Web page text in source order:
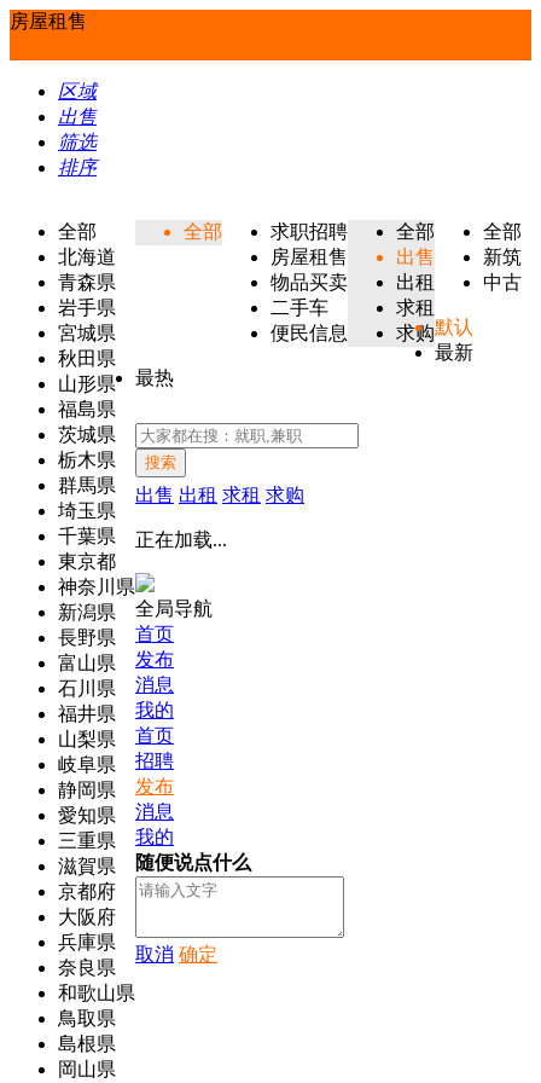
房屋租售
区域
出售
筛选
排序
全部
北海道
青森県
岩手県
宮城県
秋田県
山形県
福島県
茨城県
栃木県
群馬県
埼玉県
千葉県
東京都
神奈川県
新潟県
長野県
富山県
石川県
福井県
山梨県
岐阜県
静岡県
愛知県
三重県
滋賀県
京都府
大阪府
兵庫県
奈良県
和歌山県
鳥取県
島根県
岡山県
全部
求职招聘
房屋租售
物品买卖
二手车
便民信息
全部
出售
出租
求租
求购
全部
新筑
中古
默认
最新
最热
搜索
出售 出租 求租 求购
正在加载...
全局导航
首页
发布
消息
我的
首页
招聘
发布
消息
我的
随便说点什么
取消 确定